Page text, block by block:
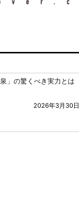
」の驚くべき実力とは
2026年3月30日